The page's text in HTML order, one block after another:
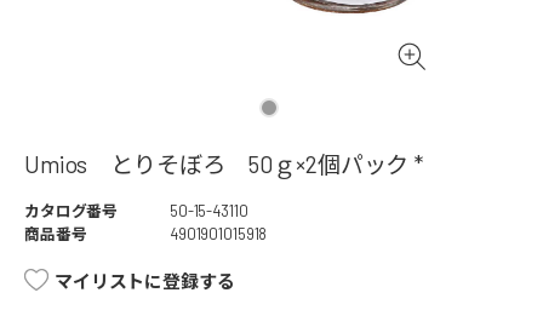
Umios とりそぼろ 50ｇ×2個パック *
カタログ番号
50-15-43110
商品番号
4901901015918
マイリストに登録する